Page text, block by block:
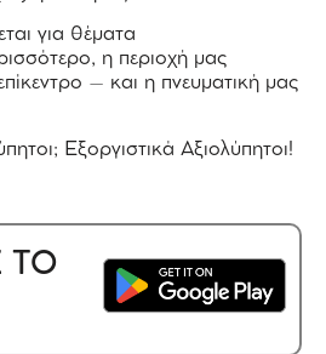
για θέματα
η περιοχή μας
– και η πνευματική μας
Εξοργιστικά Αξιολύπητοι!
ΤΟ